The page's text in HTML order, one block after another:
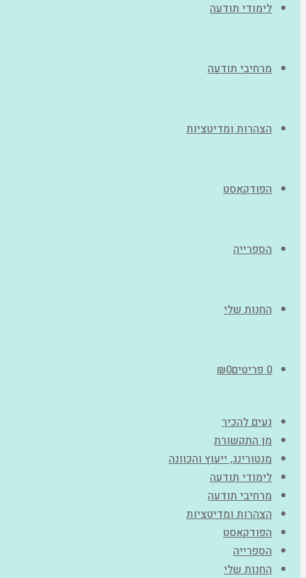
לימודי תודעה
מרחיבי תודעה
הצהרות ומדיטציות
הפודקאסט
הספרייה
החנות שלי
0 פריטים ₪0
נעים להכיר
מן התקשורת
מנטורינג, ייעוץ והכוונה
לימודי תודעה
מרחיבי תודעה
הצהרות ומדיטציות
הפודקאסט
הספרייה
החנות שלי